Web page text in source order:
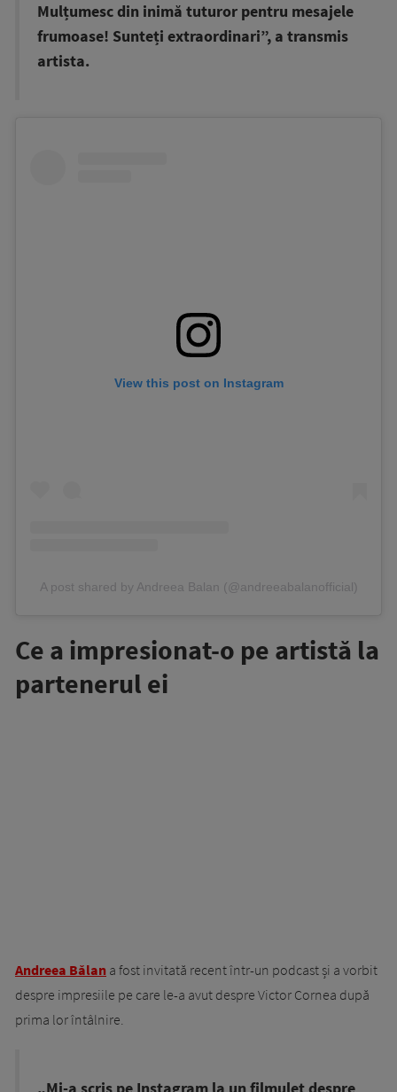
Mulțumesc din inimă tuturor pentru mesajele
frumoase! Sunteți extraordinari”, a transmis
artista.
View this post on Instagram
A post shared by Andreea Balan (@andreeabalanofficial)
Ce a impresionat-o pe artistă la
partenerul ei
Andreea Bălan a fost invitată recent într-un podcast și a vorbit
despre impresiile pe care le-a avut despre Victor Cornea după
prima lor întâlnire.
„Mi-a scris pe Instagram la un filmuleț despre